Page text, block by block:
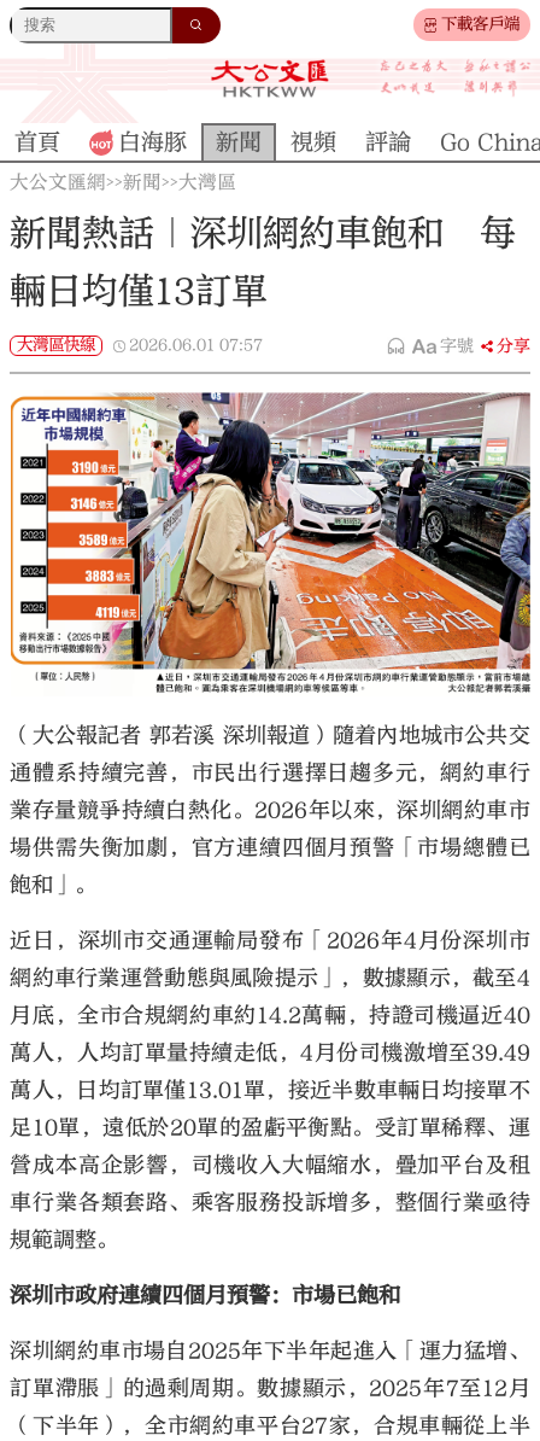
下載客戶端
大公文匯
首頁 白海豚 新聞 視頻 評論 Go
大公文匯網>>新聞>>大灣區
新聞熱話｜深圳網約車飽和 每
輛日均僅13訂單
大灣區快線 2026.06.01 07:57 字號 分享
（大公報記者 郭若溪 深圳報道）隨着內地城市公共交
通體系持續完善，市民出行選擇日趨多元，網約車行
業存量競爭持續白熱化。2026年以來，深圳網約車市
場供需失衡加劇，官方連續四個月預警「市場總體已
飽和」。
近日，深圳市交通運輸局發布「2026年4月份深圳市
網約車行業運營動態與風險提示」，數據顯示，截至4
月底，全市合規網約車約14.2萬輛，持證司機逼近40
萬人，人均訂單量持續走低，4月份司機激增至39.49
萬人，日均訂單僅13.01單，接近半數車輛日均接單不
足10單，遠低於20單的盈虧平衡點。受訂單稀釋、運
營成本高企影響，司機收入大幅縮水，疊加平台及租
車行業各類套路、乘客服務投訴增多，整個行業亟待
規範調整。
深圳市政府連續四個月預警：市場已飽和
深圳網約車市場自2025年下半年起進入「運力猛增、
訂單滯脹」的過剩周期。數據顯示，2025年7至12月
（下半年），全市網約車平台27家，合規車輛從上半